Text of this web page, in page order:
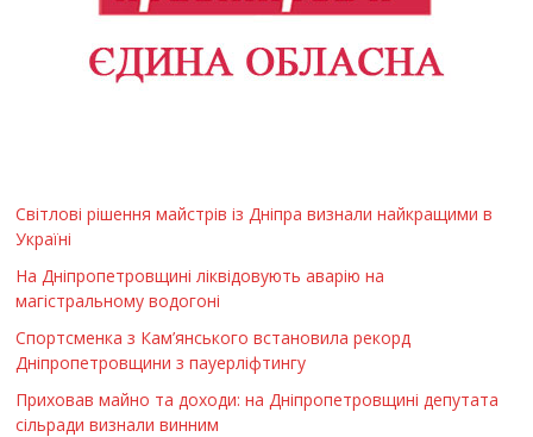
Світлові рішення майстрів із Дніпра визнали найкращими в
Україні
На Дніпропетровщині ліквідовують аварію на
магістральному водогоні
Спортсменка з Кам’янського встановила рекорд
Дніпропетровщини з пауерліфтингу
Приховав майно та доходи: на Дніпропетровщині депутата
сільради визнали винним